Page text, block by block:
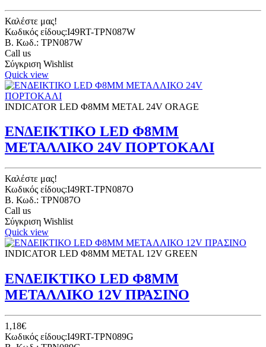
Καλέστε μας!
Κωδικός είδους:I49RT-TPN087W
B. Κωδ.: TPN087W
Call us
Σύγκριση Wishlist
Quick view
INDICATOR LED Φ8ΜΜ METAL 24V ORAGE
ΕΝΔΕΙΚΤΙΚΟ LED Φ8ΜΜ
ΜΕΤΑΛΛΙΚΟ 24V ΠΟΡΤΟΚΑΛΙ
Καλέστε μας!
Κωδικός είδους:I49RT-TPN087O
B. Κωδ.: TPN087O
Call us
Σύγκριση Wishlist
Quick view
INDICATOR LED Φ8ΜΜ METAL 12V GREEN
ΕΝΔΕΙΚΤΙΚΟ LED Φ8ΜΜ
ΜΕΤΑΛΛΙΚΟ 12V ΠΡΑΣΙΝΟ
1,18€
Κωδικός είδους:I49RT-TPN089G